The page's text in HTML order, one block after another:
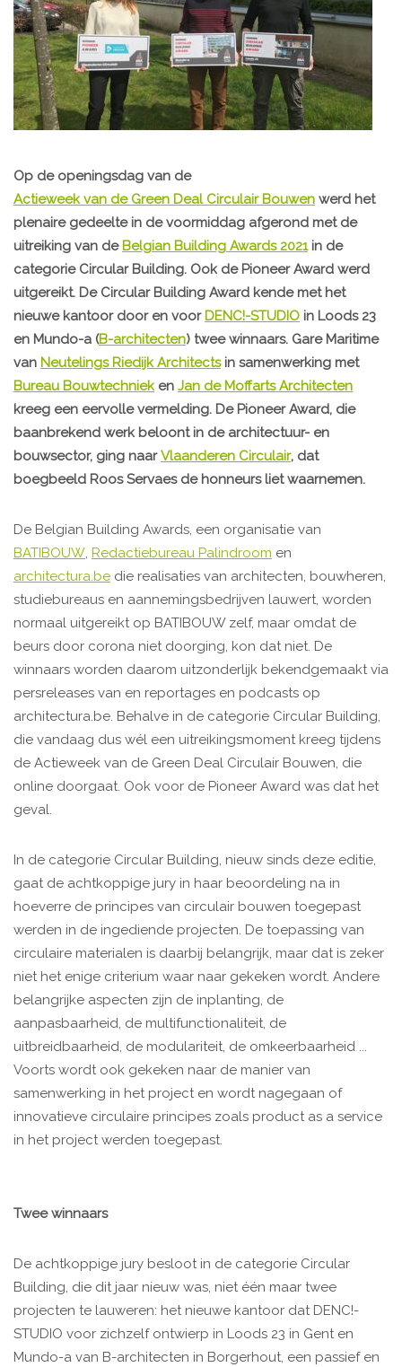
Op de openingsdag van de
Actieweek van de Green Deal Circulair Bouwen werd het
plenaire gedeelte in de voormiddag afgerond met de
uitreiking van de Belgian Building Awards 2021in de
categorie Circular Building. Ook de Pioneer Award werd
uitgereikt. De Circular Building Award kende met het
nieuwe kantoor door en voor DENC!-STUDIO in Loods 23
en Mundo-a (B-architecten) twee winnaars. Gare Maritime
van Neutelings Riedijk Architectsin samenwerking met
Bureau Bouwtechnieken Jan de Moffarts Architecten
kreeg een eervolle vermelding. De Pioneer Award, die
baanbrekend werk beloont in de architectuur- en
bouwsector, ging naarVlaanderen Circulair, dat
boegbeeld Roos Servaes de honneurs liet waarnemen.
De Belgian Building Awards, een organisatie van
BATIBOUW, Redactiebureau Palindroom en
architectura.be die realisaties van architecten, bouwheren,
studiebureaus en aannemingsbedrijven lauwert, worden
normaal uitgereikt op BATIBOUW zelf, maar omdat de
beurs door corona niet doorging, kon dat niet. De
winnaars worden daarom uitzonderlijk bekendgemaakt via
persreleases van en reportages en podcasts op
architectura.be. Behalve in de categorie Circular Building,
die vandaag dus wél een uitreikingsmoment kreeg tijdens
de Actieweek van de Green Deal Circulair Bouwen, die
online doorgaat. Ook voor de Pioneer Award was dat het
geval.
In de categorie Circular Building, nieuw sinds deze editie,
gaat de achtkoppige jury in haar beoordeling na in
hoeverre de principes van circulair bouwen toegepast
werden in de ingediende projecten. De toepassing van
circulaire materialen is daarbij belangrijk, maar dat is zeker
niet het enige criterium waar naar gekeken wordt. Andere
belangrijke aspecten zijn de inplanting, de
aanpasbaarheid, de multifunctionaliteit, de
uitbreidbaarheid, de modulariteit, de omkeerbaarheid ...
Voorts wordt ook gekeken naar de manier van
samenwerking in het project en wordt nagegaan of
innovatieve circulaire principes zoals product as a service
in het project werden toegepast.
Twee winnaars
De achtkoppige jury besloot in de categorie Circular
Building, die dit jaar nieuw was, niet één maar twee
projecten te lauweren: het nieuwe kantoor dat DENC!-
STUDIO voor zichzelf ontwierp in Loods 23 in Gent en
Mundo-a van B-architecten in Borgerhout, een passief en